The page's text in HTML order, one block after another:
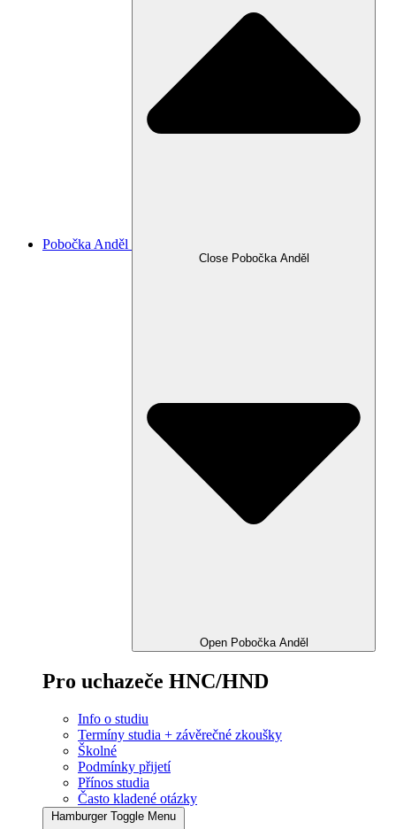
Pobočka Anděl
Close Pobočka Anděl
Open Pobočka Anděl
Pro uchazeče HNC/HND
Info o studiu
Termíny studia + závěrečné zkoušky
Školné
Podmínky přijetí
Přínos studia
Často kladené otázky
Hamburger Toggle Menu